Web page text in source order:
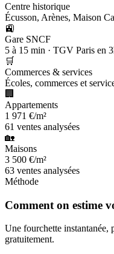
Centre historique
Écusson, Arènes, Maison
🚉
Gare SNCF
5 à 15 min · TGV Paris en
🛒
Commerces & services
Écoles, commerces et
🏢
Appartements
1 971 €/m²
61 ventes analysées
🏡
Maisons
3 500 €/m²
63 ventes analysées
Méthode
Comment on estime
Une fourchette instantanée,
gratuitement.